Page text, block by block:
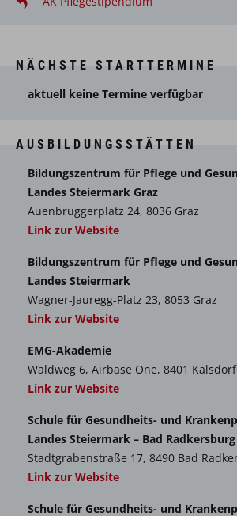
von Auszubildenden der
Erkennen und Einschätzen von
eigenverantwortliche Durchführung
Sofortmaßnahmen, solange und
zur Verfügung steht, insbesondere
Herzdruckmassage und Beatmung
Beatmungshilfen
Durchführung der Defibrillation mit
halbautomatischen Geräten oder
halbautomatischen Modus
Verabreichung von Sauerstoff
Verabreichung von lokal,
Gastrointestinal- und/oder
NÄCHSTE STARTTERMINE
aktuell keine Termine verfügbar
AUSBILDUNGSSTÄTTEN
Bildungszentrum für Pflege und
Landes Steiermark Graz
Auenbruggerplatz 24, 8036 Graz
Link zur Website
Bildungszentrum für Pflege und
Landes Steiermark
Wagner-Jauregg-Platz 23, 8053 Graz
Link zur Website
EMG-Akademie
Waldweg 6, Airbase One, 8401 Kalsdorf
Link zur Website
Schule für Gesundheits- und
Landes Steiermark – Bad Radkersburg
Stadtgrabenstraße 17, 8490 Bad
Link zur Website
Schule für Gesundheits- und